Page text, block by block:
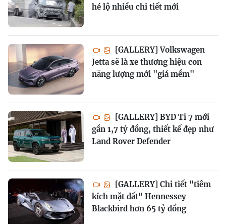
hé lộ nhiều chi tiết mới
[GALLERY] Volkswagen
Jetta sẽ là xe thương hiệu con
năng lượng mới "giá mềm"
[GALLERY] BYD Ti 7 mới
gần 1,7 tỷ đồng, thiết kế đẹp như
Land Rover Defender
[GALLERY] Chi tiết "tiêm
kích mặt đất" Hennessey
Blackbird hơn 65 tỷ đồng